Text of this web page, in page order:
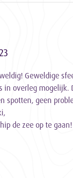
Geweldige
overleg mogelijk.
spotten, geen
de zee op te